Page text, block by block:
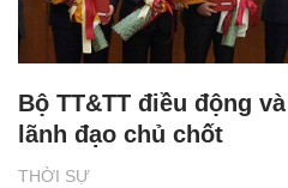
THỜI SỰ
Bộ TT&TT điều động
lãnh đạo chủ chốt